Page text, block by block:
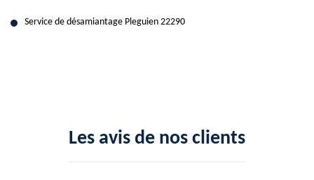
Service de désamiantage Pleguien 22290
Les avis de nos clients